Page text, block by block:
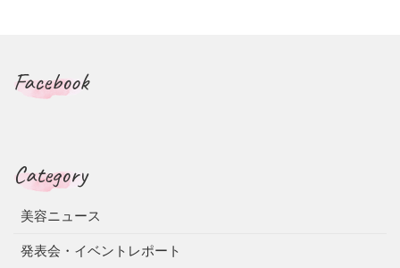
Facebook
Category
美容ニュース
発表会・イベントレポート